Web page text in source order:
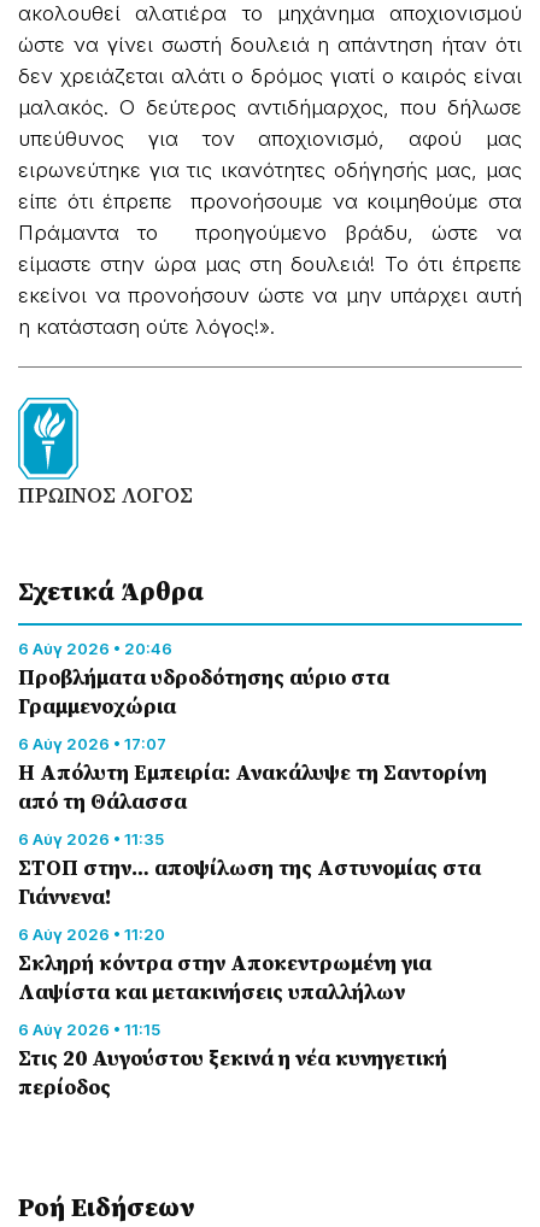
ακολουθεί αλατιέρα το μηχάνημα αποχιονισμού
ώστε να γίνει σωστή δουλειά η απάντηση ήταν ότι
δεν χρειάζεται αλάτι ο δρόμος γιατί ο καιρός είναι
μαλακός. Ο δεύτερος αντιδήμαρχος, που δήλωσε
υπεύθυνος για τον αποχιονισμό, αφού μας
ειρωνεύτηκε για τις ικανότητες οδήγησής μας, μας
είπε ότι έπρεπε προνοήσουμε να κοιμηθούμε στα
Πράμαντα το προηγούμενο βράδυ, ώστε να
είμαστε στην ώρα μας στη δουλειά! Το ότι έπρεπε
εκείνοι να προνοήσουν ώστε να μην υπάρχει αυτή
η κατάσταση ούτε λόγος!».
ΠΡΩΙΝΟΣ ΛΟΓΟΣ
Σχετικά Άρθρα
6 Αύγ 2026 • 20:46
Προβλήματα υδροδότησης αύριο στα
Γραμμενοχώρια
6 Αύγ 2026 • 17:07
Η Απόλυτη Εμπειρία: Ανακάλυψε τη Σαντορίνη
από τη Θάλασσα
6 Αύγ 2026 • 11:35
ΣΤΟΠ στην… αποψίλωση της Αστυνομίας στα
Γιάννενα!
6 Αύγ 2026 • 11:20
Σκληρή κόντρα στην Αποκεντρωμένη για
Λαψίστα και μετακινήσεις υπαλλήλων
6 Αύγ 2026 • 11:15
Στις 20 Αυγούστου ξεκινά η νέα κυνηγετική
περίοδος
Ροή Eιδήσεων